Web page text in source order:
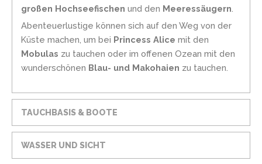
großen Hochseefischen und den Meeressäugern
Abenteuerlustige können sich auf den Weg von der
Küste machen, um bei Princess Alice mit den
Mobulas zu tauchen oder im offenen Ozean mit den
wunderschönen Blau- und Makohaien zu tauchen.
TAUCHBASIS & BOOTE
WASSER UND SICHT